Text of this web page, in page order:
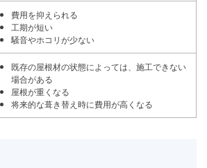
費用を抑えられる
工期が短い
騒音やホコリが少ない
既存の屋根材の状態によっては、施工できない
場合がある
屋根が重くなる
将来的な葺き替え時に費用が高くなる